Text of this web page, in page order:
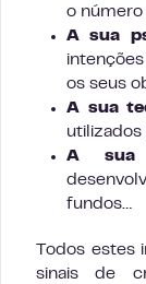
o número
A sua
os seus
A sua
A sua
fundos…
Todos estes
sinais de